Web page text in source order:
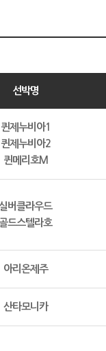
선박명
퀸제누비아1
퀸제누비아2
퀸메리호M
버클라우드
드스텔라호
아리온제주
산타모니카